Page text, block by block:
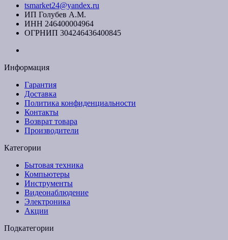
tsmarket24@yandex.ru
ИП Голубев А.М.
ИНН 246400004964
ОГРНИП 304246436400845
Информация
Гарантия
Доставка
Политика конфиденциальности
Контакты
Возврат товара
Производители
Категории
Бытовая техника
Компьютеры
Инструменты
Видеонаблюдение
Электроника
Акции
Подкатегории